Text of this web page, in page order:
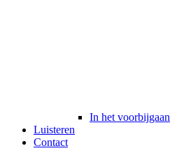
In het voorbijgaan
Luisteren
Contact